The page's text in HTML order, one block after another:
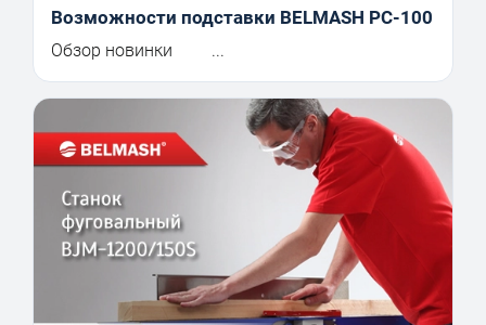
Возможности подставки BELMASH PC-100
Обзор новинки ...